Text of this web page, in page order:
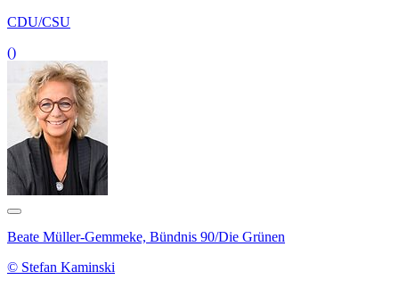
CDU/CSU
()
Beate Müller-Gemmeke, Bündnis 90/Die Grünen
© Stefan Kaminski